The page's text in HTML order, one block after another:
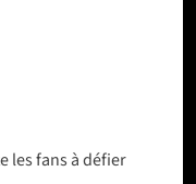
les fans à défier